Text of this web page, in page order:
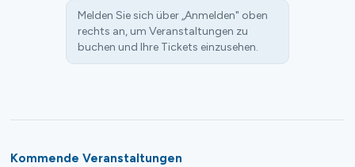
Melden Sie sich über „Anmelden" oben
rechts an, um Veranstaltungen zu
buchen und Ihre Tickets einzusehen.
Kommende Veranstaltungen